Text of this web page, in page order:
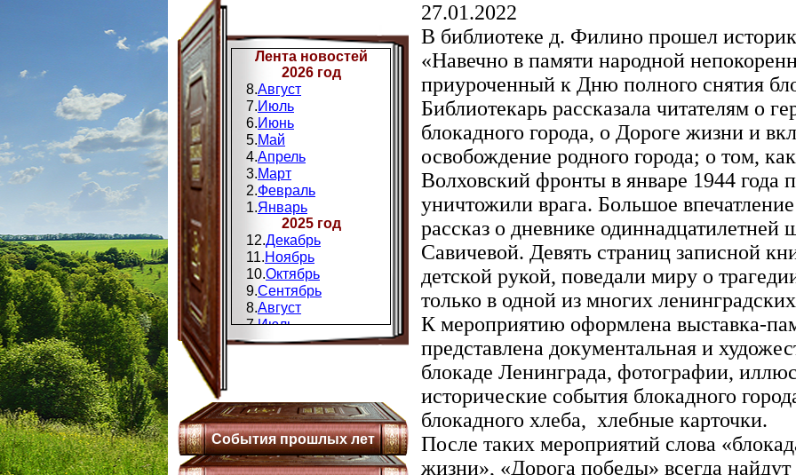
Лента новостей
2026 год
8.Август
7.Июль
6.Июнь
5.Май
4.Апрель
3.Март
2.Февраль
1.Январь
2025 год
12.Декабрь
11.Ноябрь
10.Октябрь
9.Сентябрь
8.Август
7.Июль
6.Июнь
2.Февраль
1.Январь
2024 год
12.Декабрь
События прошлых лет
27.01.2022
В библиотеке д. Филино прошел
«Навечно в памяти народной
приуроченный к Дню полного снятия
Библиотекарь рассказала читателям о
блокадного города, о Дороге жизни и
освобождение родного города; о том,
Волховский фронты в январе 1944 года
уничтожили врага. Большое
рассказ о дневнике
Савичевой. Девять страниц записной
детской рукой, поведали миру о
только в одной из многих
К мероприятию оформлена выставка-
представлена документальная и
блокаде Ленинграда, фотографии,
исторические события блокадного
блокадного хлеба, хлебные карточки.
После таких мероприятий слова
жизни», «Дорога победы» всегда найдут